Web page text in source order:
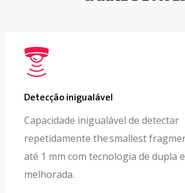
Detecção inigualável
Capacidade inigualável de detectar
repetidamente the smallest
até 1 mm com tecnologia de dupla
melhorada.